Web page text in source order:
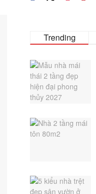
Trending